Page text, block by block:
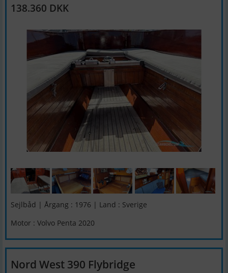
138.360 DKK
Sejlbåd | Årgang : 1976 | Land : Sverige
Motor : Volvo Penta 2020
Nord West 390 Flybridge